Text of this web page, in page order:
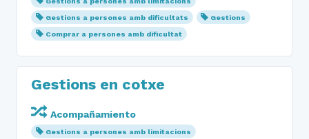
Gestions a persones amb dificultats
Gestions
Comprar a persones amb dificultat
Gestions en cotxe
Acompañamiento
Gestions a persones amb limitacions